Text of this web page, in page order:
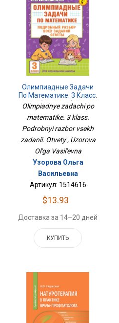
Олимпиадные Задачи
По Математике. 3 Класс.
Подробный Разбор Всех
Заданий. Ответы
Olimpiadnye zadachi po
matematike. 3 klass.
Podrobnyi razbor vsekh
zadanii. Otvety , Uzorova
Ol'ga Vasil'evna
Узорова Ольга
Васильевна
Артикул: 1514616
$13.93
Доставка за 14–20 дней
КУПИТЬ